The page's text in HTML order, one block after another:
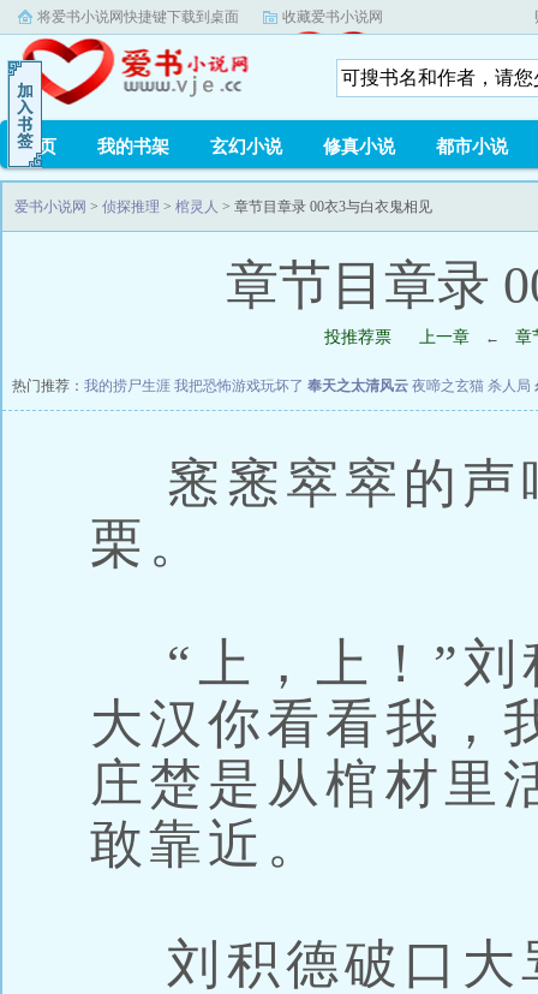
将爱书小说网快捷键下载到桌面 收藏爱书小说网
首页 我的书架 玄幻小说 修真小说 都市小说
爱书小说网 > 侦探推理 > 棺灵人 > 章节目章录 00衣3与白衣鬼相见
章节目章录
投推荐票 上一章 ← 章
热门推荐： 我的捞尸生涯 我把恐怖游戏玩坏了 奉天之太清风云 夜啼之玄猫 杀人局
窸窸窣窣的声
栗。
“上，上！”刘
大汉你看看我，
庄楚是从棺材里
敢靠近。
刘积德破口大